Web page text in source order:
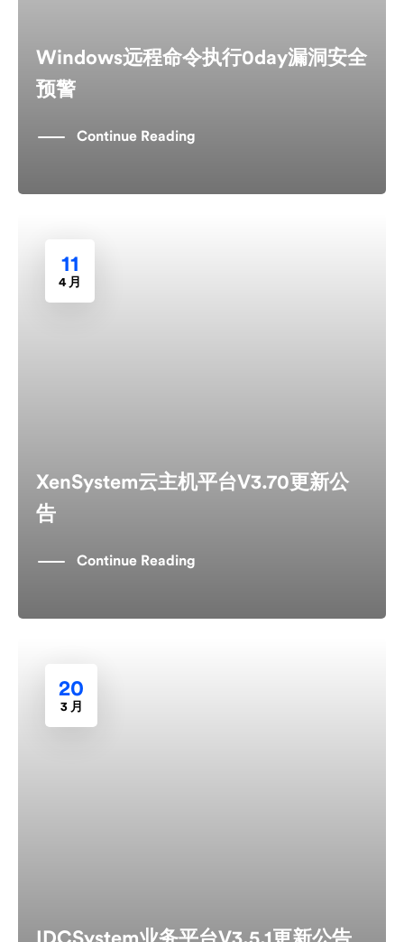
Windows远程命令执行0day漏洞安全
预警
Continue Reading
11
4 月
XenSystem云主机平台V3.70更新公
告
Continue Reading
20
3 月